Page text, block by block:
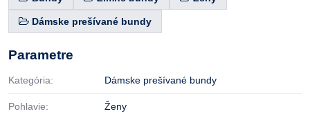
Dámske prešívané bundy
Parametre
Kategória: Dámske prešívané bundy
Pohlavie: Ženy